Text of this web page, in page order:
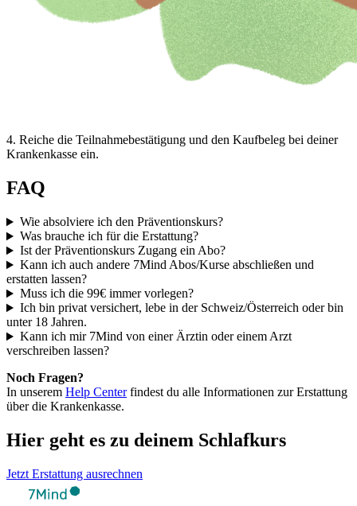
4. Reiche die Teilnahmebestätigung und den Kaufbeleg bei deiner
Krankenkasse ein.
FAQ
Wie absolviere ich den Präventionskurs?
Was brauche ich für die Erstattung?
Ist der Präventionskurs Zugang ein Abo?
Kann ich auch andere 7Mind Abos/Kurse abschließen und
erstatten lassen?
Muss ich die 99€ immer vorlegen?
Ich bin privat versichert, lebe in der Schweiz/Österreich oder bin
unter 18 Jahren.
Kann ich mir 7Mind von einer Ärztin oder einem Arzt
verschreiben lassen?
Noch Fragen?
In unserem Help Centerfindest du alle Informationen zur Erstattung
über die Krankenkasse.
Hier geht es zu deinem Schlafkurs
Jetzt Erstattung ausrechnen